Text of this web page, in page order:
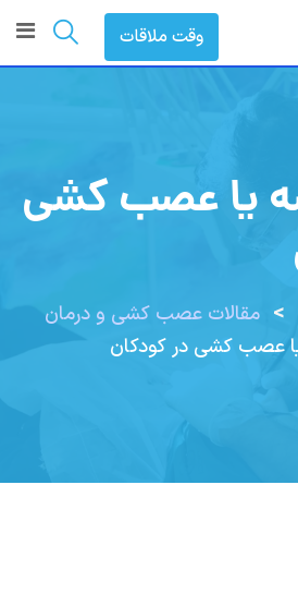
وقت ملاقات
یا عصب کشی
> مقالات عصب کشی و درمان
عصب کشی در کودکان